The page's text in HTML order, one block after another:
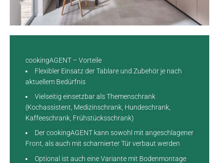
cookingAGENT – Vorteile
Flexibler Einsatz der Tablare und Zubehör je nach
aktuellem Bedürfnis
Vielseitig einsetzbar als Themenschrank
(Kochassistent, Medizinschrank, Hundeschrank,
Kaffeeschrank, Frühstücksschrank)
Der cookingAGENT kann sowohl mit angeschlagener
Front, als auch mit scharnierter Tür verbaut werden
Optional ist auch eine Variante mit Bodenmontage